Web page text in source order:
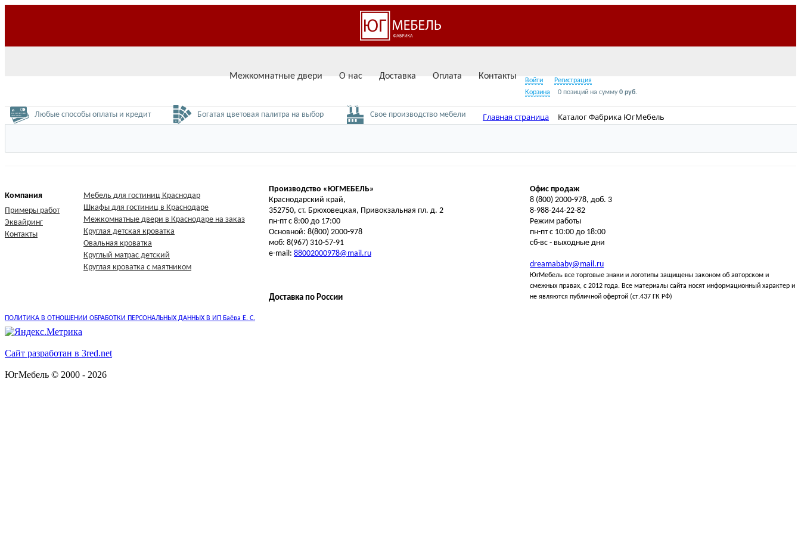
Межкомнатные двери О нас Доставка Оплата Контакты Войти
Регистрация
Корзина
0 позиций на сумму0 руб.
Любые способы оплаты и кредит Богатая цветовая палитра на выбор Свое производство мебели Главная страница Каталог Фабрика ЮгМебель
Компания
Примеры работ
Эквайринг
Контакты
Мебель для гостиниц Краснодар
Шкафы для гостиниц в Краснодаре
Межкомнатные двери в Краснодаре на заказ
Круглая детская кроватка
Овальная кроватка
Круглый матрас детский
Круглая кроватка с маятником
Производство «ЮГМЕБЕЛЬ»
Краснодарский край,
352750, ст. Брюховецкая, Привокзальная пл. д. 2
пн-пт с 8:00 до 17:00
Основной: 8(800) 2000-978
моб: 8(967) 310-57-91
e-mail: 88002000978@mail.ru
Офис продаж
8 (800) 2000-978, доб. 3
8-988-244-22-82
Режим работы
пн-пт с 10:00 до 18:00
сб-вс - выходные дни
dreamababy@mail.ru
Доставка по России
ЮгМебель все торговые знаки и логотипы защищены законом об авторском и
смежных правах, с 2012 года. Все материалы сайта носят информационный характер и
не являются публичной офертой (ст.437 ГК РФ)
ПОЛИТИКА В ОТНОШЕНИИ ОБРАБОТКИ ПЕРСОНАЛЬНЫХ ДАННЫХ В ИП Баёва Е. С.
Сайт разработан в 3red.net
ЮгМебель © 2000 - 2026